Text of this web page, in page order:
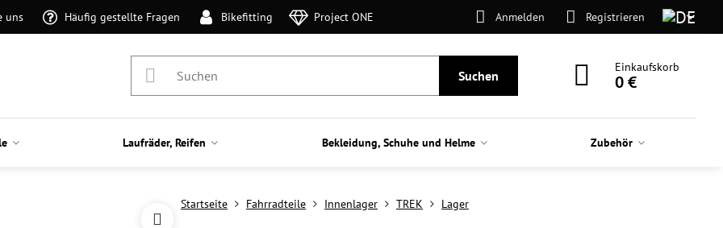
uns Häufig gestellte Fragen Bikefitting Project ONE Anmelden Registrieren
Suchen
Einkaufskorb
0 €
Laufräder, Reifen Bekleidung, Schuhe und Helme Zubehör
Startseite Fahrradteile Innenlager TREK Lager